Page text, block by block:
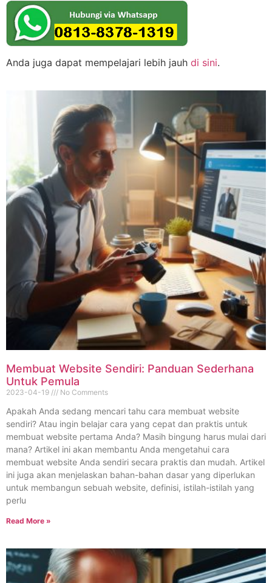
Anda juga dapat mempelajari lebih jauh di sini.
Membuat Website Sendiri: Panduan Sederhana
Untuk Pemula
2023-04-19 No Comments
Apakah Anda sedang mencari tahu cara membuat website
sendiri? Atau ingin belajar cara yang cepat dan praktis untuk
membuat website pertama Anda? Masih bingung harus mulai dari
mana? Artikel ini akan membantu Anda mengetahui cara
membuat website Anda sendiri secara praktis dan mudah. Artikel
ini juga akan menjelaskan bahan-bahan dasar yang diperlukan
untuk membangun sebuah website, definisi, istilah-istilah yang
perlu
Read More »